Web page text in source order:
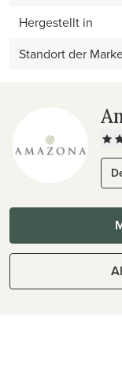
Hergestellt in
Standort der